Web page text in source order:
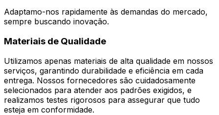
Adaptamo-nos rapidamente às demandas do mercado,
sempre buscando inovação.
Materiais de Qualidade
Utilizamos apenas materiais de alta qualidade em nossos
serviços, garantindo durabilidade e eficiência em cada
entrega. Nossos fornecedores são cuidadosamente
selecionados para atender aos padrões exigidos, e
realizamos testes rigorosos para assegurar que tudo
esteja em conformidade.